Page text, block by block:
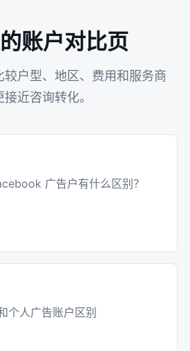
账户对比页
户型、地区、费用和服务商
近咨询转化。
广告户有什么区别？
个人广告账户区别